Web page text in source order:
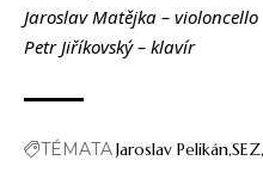
Jaroslav Matějka – violoncello
Petr Jiříkovský – klavír
TÉMATAJaroslav PelikánSEZ